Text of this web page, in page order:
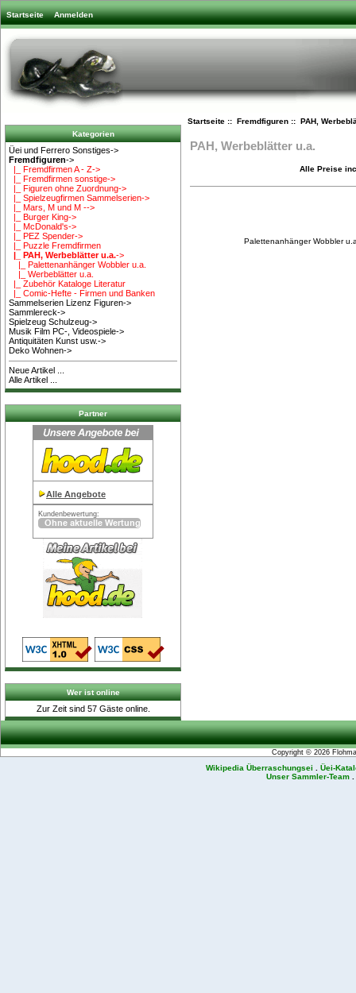
Startseite Anmelden
Kategorien
Üei und Ferrero Sonstiges->
Fremdfiguren->
|_ Fremdfirmen A - Z->
|_ Fremdfirmen sonstige->
|_ Figuren ohne Zuordnung->
|_ Spielzeugfirmen Sammelserien->
|_ Mars, M und M -->
|_ Burger King->
|_ McDonald's->
|_ PEZ Spender->
|_ Puzzle Fremdfirmen
|_ PAH, Werbeblätter u.a.->
|_ Palettenanhänger Wobbler u.a.
|_ Werbeblätter u.a.
|_ Zubehör Kataloge Literatur
|_ Comic-Hefte - Firmen und Banken
Sammelserien Lizenz Figuren->
Sammlereck->
Spielzeug Schulzeug->
Musik Film PC-, Videospiele->
Antiquitäten Kunst usw.->
Deko Wohnen->
Neue Artikel ...
Alle Artikel ...
Partner
Alle Angebote
Kundenbewertung:
Wer ist online
Zur Zeit sind 57 Gäste online.
Startseite:: Fremdfiguren:: PAH,
PAH, Werbeblätter u.a.
Alle Preise
Palettenanhänger Wobbler
Copyright © 2026
Wikipedia Überraschungsei
Üei-
Unser Sammler-Team